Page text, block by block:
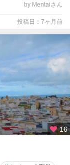
by Mentaiさん
投稿日：7ヶ月前
16